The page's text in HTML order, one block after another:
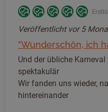
Veröffentlicht vor 5
"Wunderschön, ich
Und der übliche
spektakulär
Wir fanden uns wieder,
hintereinander